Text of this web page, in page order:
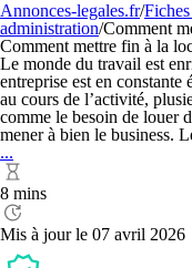
Annonces-legales.fr/
administration/Comment
Comment mettre fin à la
Le monde du travail est
entreprise est en
au cours de l’activité,
comme le besoin de louer
mener à bien le business.
...
mettre
fin
à
la
location-
gérance ?
8 mins
Mis à jour le 07 avril 2026